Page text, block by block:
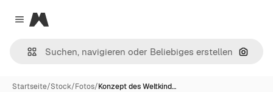
Close menu
Magnific
Nach
Startseite/Stock/Fotos/Konzept des Weltkind…